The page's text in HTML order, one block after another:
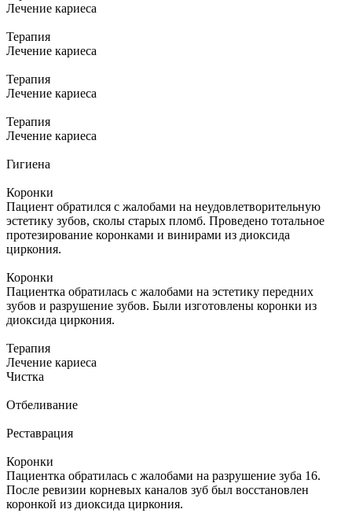
Лечение кариеса
Терапия
Лечение кариеса
Терапия
Лечение кариеса
Терапия
Лечение кариеса
Гигиена
Коронки
Пациент обратился с жалобами на неудовлетворительную
эстетику зубов, сколы старых пломб. Проведено тотальное
протезирование коронками и винирами из диоксида
циркония.
Коронки
Пациентка обратилась с жалобами на эстетику передних
зубов и разрушение зубов. Были изготовлены коронки из
диоксида циркония.
Терапия
Лечение кариеса
Чистка
Отбеливание
Реставрация
Коронки
Пациентка обратилась с жалобами на разрушение зуба 16.
После ревизии корневых каналов зуб был восстановлен
коронкой из диоксида циркония.